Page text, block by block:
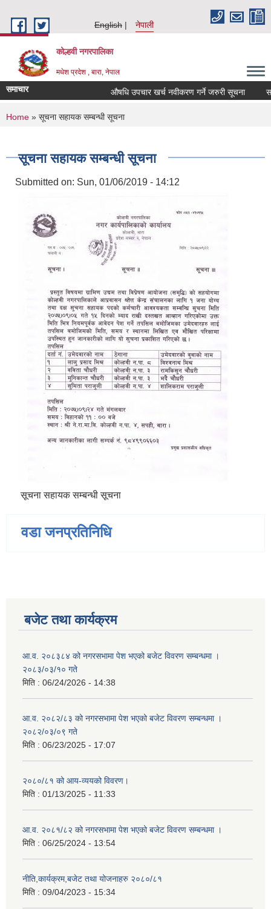
English
नेपाली
कोल्हवी नगरपालिका
मधेश प्रदेश , बारा, नेपाल
समाचार औषधि उपचार खर्च नवीकरण गर्ने जरुरी सूचना
You are here
Home » सूचना सहायक सम्बन्धी सूचना
सूचना सहायक सम्बन्धी सूचना
Submitted on: Sun, 01/06/2019 - 14:12
सूचना सहायक सम्बन्धी सूचना
वडा जनप्रतिनिधि
बजेट तथा कार्यक्रम
आ.व. २०८३८४ को नगरसभामा पेश भएको बजेट विवरण सम्बन्धमा ।
२०८३/०३/१० गते
मिति : 06/24/2026 - 14:38
आ.व. २०८२/८३ को नगरसभामा पेश भएको बजेट विवरण सम्बन्धमा ।
२०८२/०३/०९ गते
मिति : 06/23/2025 - 17:07
२०८०/८१ को आय-व्ययको विवरण।
मिति : 01/13/2025 - 11:33
आ.व. २०८१/८२ को नगरसभामा पेश भएको बजेट विवरण सम्बन्धमा ।
मिति : 06/25/2024 - 13:54
नीति,कार्यक्रम,बजेट तथा योजनाहरु २०८०/८१
मिति : 09/04/2023 - 15:34